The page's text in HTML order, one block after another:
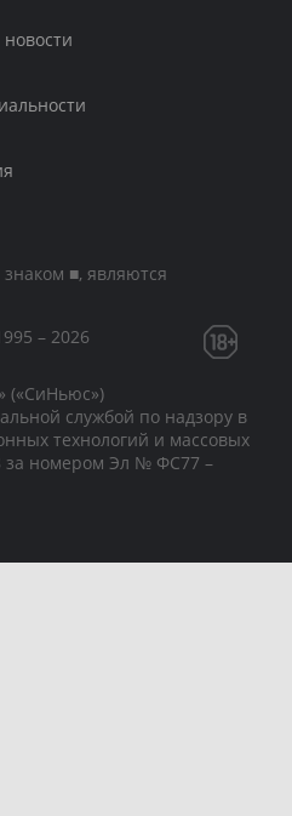
■, являются
– 2026
(«СиНьюс»)
службой по надзору в
технологий и массовых
за номером Эл № ФС77 –